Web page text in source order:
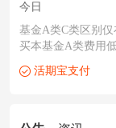
今日
基金A类C类区别
买本基金A类费用低
活期宝支付